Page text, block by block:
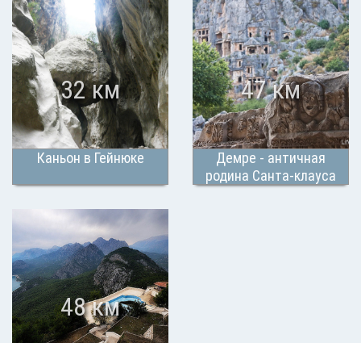
Каньон в Гейнюке
32 км
Демре - античная
родина Санта-клауса
47 км
48 км